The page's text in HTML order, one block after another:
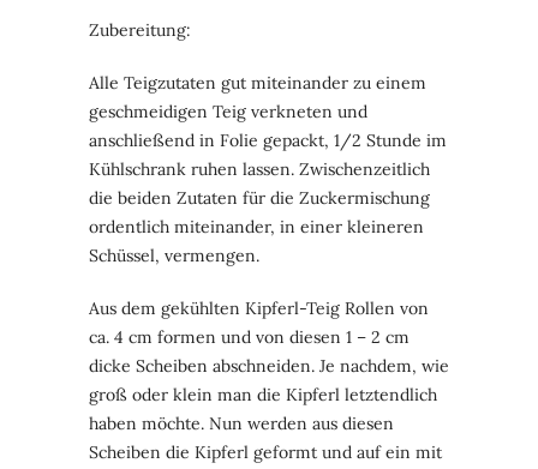
Zubereitung:
Alle Teigzutaten gut miteinander zu einem
geschmeidigen Teig verkneten und
anschließend in Folie gepackt, 1/2 Stunde im
Kühlschrank ruhen lassen. Zwischenzeitlich
die beiden Zutaten für die Zuckermischung
ordentlich miteinander, in einer kleineren
Schüssel, vermengen.
Aus dem gekühlten Kipferl-Teig Rollen von
ca. 4 cm formen und von diesen 1 – 2 cm
dicke Scheiben abschneiden. Je nachdem, wie
groß oder klein man die Kipferl letztendlich
haben möchte. Nun werden aus diesen
Scheiben die Kipferl geformt und auf ein mit